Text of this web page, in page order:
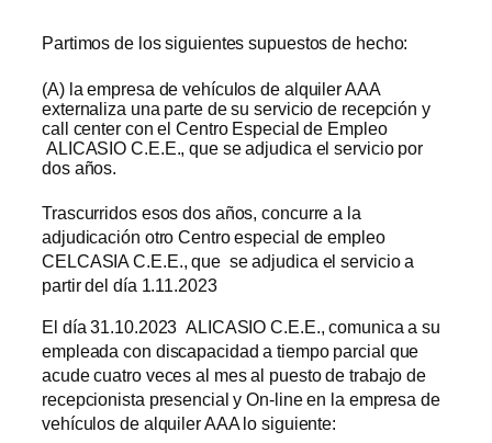
Partimos de los siguientes supuestos de hecho:
(A) la empresa de vehículos de alquiler AAA
externaliza una parte de su servicio de recepción y
call center con el Centro Especial de Empleo
ALICASIO C.E.E., que se adjudica el servicio por
dos años.
Trascurridos esos dos años, concurre a la
adjudicación otro Centro especial de empleo
CELCASIA C.E.E., que se adjudica el servicio a
partir del día 1.11.2023
El día 31.10.2023 ALICASIO C.E.E., comunica a su
empleada con discapacidad a tiempo parcial que
acude cuatro veces al mes al puesto de trabajo de
recepcionista presencial y On-line en la empresa de
vehículos de alquiler AAA lo siguiente: